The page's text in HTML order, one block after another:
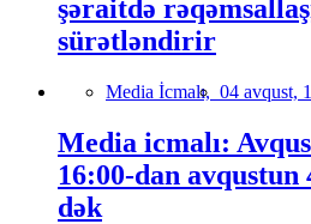
şəraitdə
sürətləndirir
Media İcmalı, 04 avqust,
Media icmalı:
16:00-dan avqustun
dək